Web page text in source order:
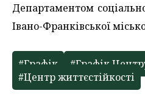
Департаментом
Івано-Франківської
#Графік
#Графік
#Центр життєстійкості